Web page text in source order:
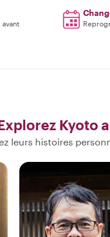
Kyoto
leurs histoires